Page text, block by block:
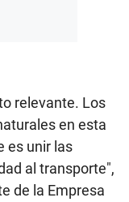
relevante. Los
en esta
es unir las
al transporte",
de la Empresa